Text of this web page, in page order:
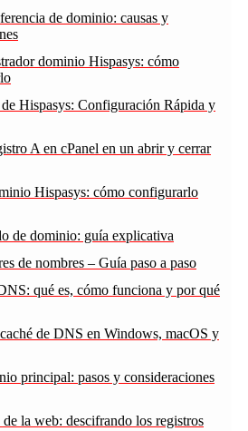
de dominio: causas y
dominio Hispasys: cómo
Hispasys: Configuración Rápida y
A en cPanel en un abrir y cerrar
Hispasys: cómo configurarlo
de dominio: guía explicativa
de nombres – Guía paso a paso
qué es, cómo funciona y por qué
de DNS en Windows, macOS y
principal: pasos y consideraciones
de la web: descifrando los registros